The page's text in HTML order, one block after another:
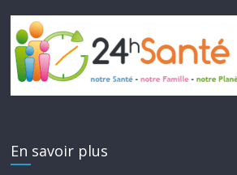
En savoir plus